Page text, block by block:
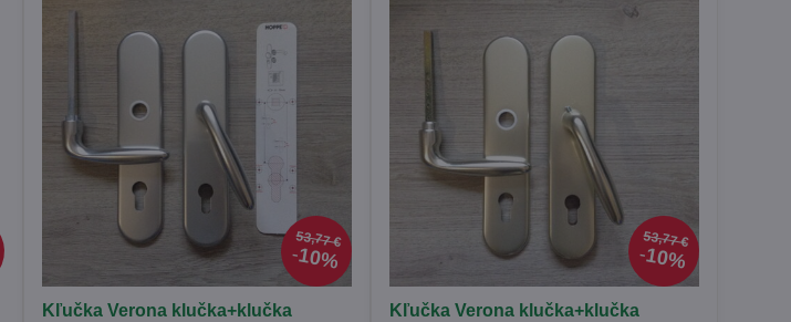
53,77 €
10%
Kľučka Verona klučka+klučka
53,77 €
10%
Kľučka Verona klučka+klučka